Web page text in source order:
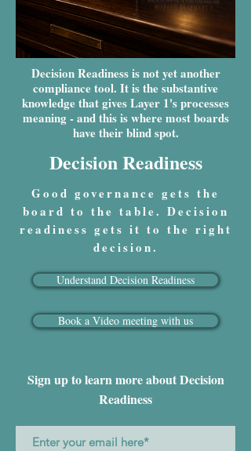
Decision Readiness is not yet another
compliance tool. It is the substantive
knowledge that gives Layer 1's processes
meaning - and this is where most boards
have their blind spot.
Decision Readiness
Good governance gets the
board to the table. Decision
readiness gets it to the right
decision.
Understand Decision Readiness
Book a Video meeting with us
Sign up to learn more about Decision
Readiness